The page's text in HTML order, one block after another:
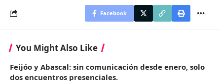
Facebook
You Might Also Like
Feijóo y Abascal: sin comunicación desde enero, solo
dos encuentros presenciales.